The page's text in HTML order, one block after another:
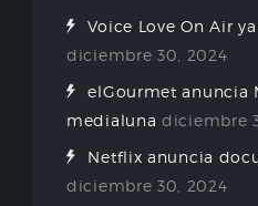
Voice Love On Air
diciembre 30, 2024
elGourmet anuncia
medialuna diciembre
Netflix anuncia
diciembre 30, 2024